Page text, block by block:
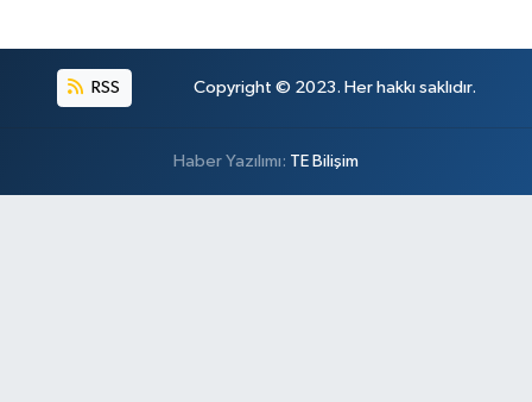
RSS Copyright © 2023. Her hakkı saklıdır.
Haber Yazılımı: TE Bilişim